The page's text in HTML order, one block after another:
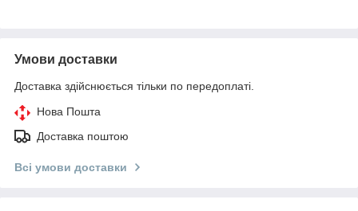
Умови доставки
Доставка здійснюється тільки по передоплаті.
Нова Пошта
Доставка поштою
Всі умови доставки